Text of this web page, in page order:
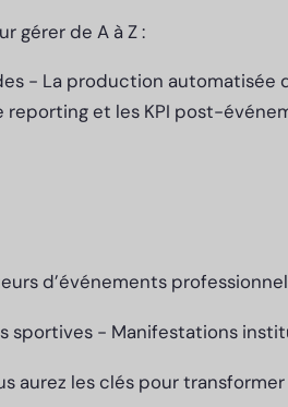
gérer de A à Z :
- La production automatisée
reporting et les KPI post-
d’événements
sportives - Manifestations
aurez les clés pour